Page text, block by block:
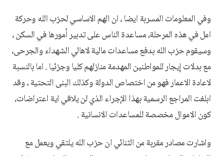
وفي المعلومات المسربة ايضا ، ان الهم الاساسي لحزب الله وحركة
امل في هذه المرحلة، مساعدة الناس على تدبير أمورها في السكن ،
وسيقوم حزب الله بدفع مساعدات مالية لاهالي الشهداء والجرحى،
مع بدلات إيجار للمواطنين المهدمة منازلهم كليا وجزئيا . اما بالنسبة
لاعادة الاعمار فهو من اختصاص الدولة وكذلك البنى التحتية ، وقد
ابلغت المراجع الرسمية بهذا الإجراء الذي لن يلاقي اية اعتراضات،
كون الاموال مخصصة للمساعدات الانسانية .
واشارت مصادر مقربة من الثنائي ان حزب الله يلتقي ويعمل مع